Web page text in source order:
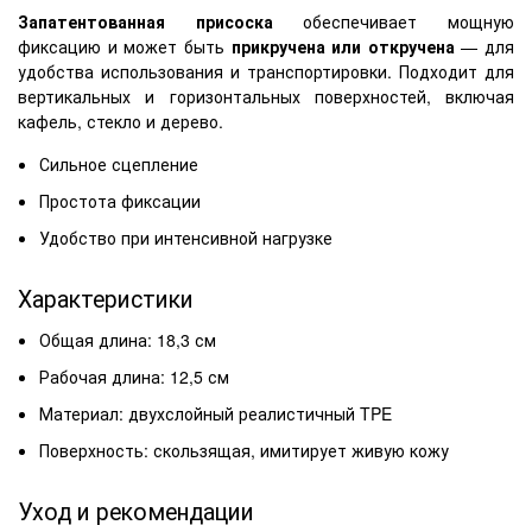
Запатентованная присоска обеспечивает мощную
фиксацию и может быть прикручена или откручена — для
удобства использования и транспортировки. Подходит для
вертикальных и горизонтальных поверхностей, включая
кафель, стекло и дерево.
Сильное сцепление
Простота фиксации
Удобство при интенсивной нагрузке
Характеристики
Общая длина: 18,3 см
Рабочая длина: 12,5 см
Материал: двухслойный реалистичный TPE
Поверхность: скользящая, имитирует живую кожу
Уход и рекомендации